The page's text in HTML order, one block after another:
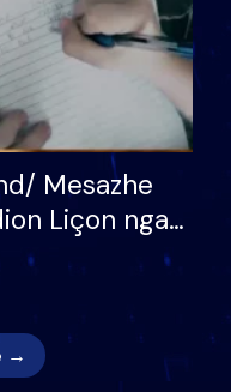
Mesazhe
Liçon nga
→